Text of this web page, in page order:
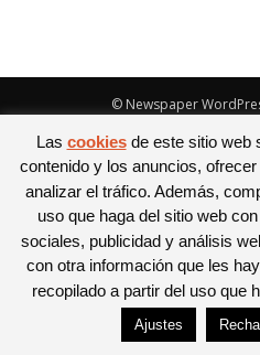
© Newspaper
Las cookiesde este sitio web
contenido y los anuncios,
analizar el tráfico. Además,
uso que haga del sitio web
sociales, publicidad y análisis
con otra información que les
recopilado a partir del uso que
Ajustes